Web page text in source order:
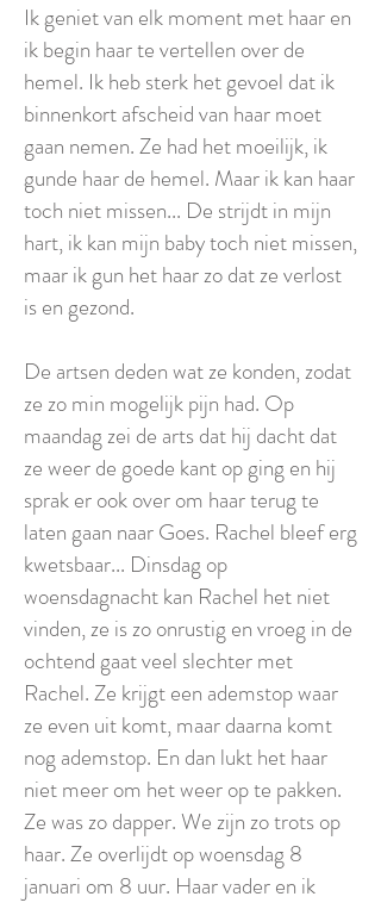
Ik geniet van elk moment met haar en
ik begin haar te vertellen over de
hemel. Ik heb sterk het gevoel dat ik
binnenkort afscheid van haar moet
gaan nemen. Ze had het moeilijk, ik
gunde haar de hemel. Maar ik kan haar
toch niet missen... De strijdt in mijn
hart, ik kan mijn baby toch niet missen,
maar ik gun het haar zo dat ze verlost
is en gezond.
De artsen deden wat ze konden, zodat
ze zo min mogelijk pijn had. Op
maandag zei de arts dat hij dacht dat
ze weer de goede kant op ging en hij
sprak er ook over om haar terug te
laten gaan naar Goes. Rachel bleef erg
kwetsbaar... Dinsdag op
woensdagnacht kan Rachel het niet
vinden, ze is zo onrustig en vroeg in de
ochtend gaat veel slechter met
Rachel. Ze krijgt een ademstop waar
ze even uit komt, maar daarna komt
nog ademstop. En dan lukt het haar
niet meer om het weer op te pakken.
Ze was zo dapper. We zijn zo trots op
haar. Ze overlijdt op woensdag 8
januari om 8 uur. Haar vader en ik